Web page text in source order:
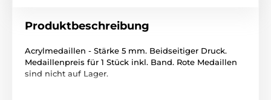
Produktbeschreibung
Acrylmedaillen - Stärke 5 mm. Beidseitiger Druck.
Medaillenpreis für 1 Stück inkl. Band. Rote Medaillen
sind nicht auf Lager.